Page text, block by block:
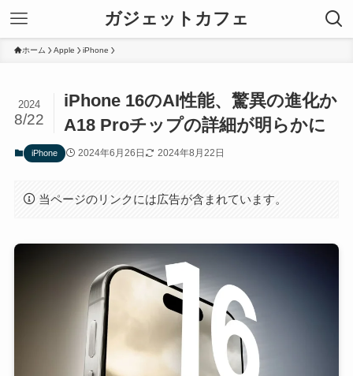
ガジェットカフェ
ホーム Apple iPhone
iPhone 16のAI性能、驚異の進化か
A18 Proチップの詳細が明らかに
2024
8/22
iPhone 2024年6月26日 2024年8月22日
当ページのリンクには広告が含まれています。